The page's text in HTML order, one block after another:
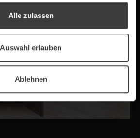
Alle zulassen
Auswahl erlauben
Ablehnen